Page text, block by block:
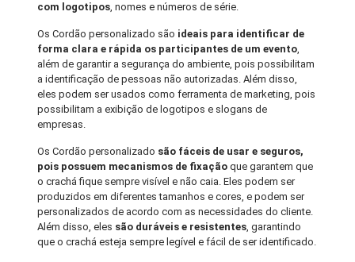
com logotipos, nomes e números de série.
Os Cordão personalizado são ideais para identificar de
forma clara e rápida os participantes de um evento,
além de garantir a segurança do ambiente, pois possibilitam
a identificação de pessoas não autorizadas. Além disso,
eles podem ser usados como ferramenta de marketing, pois
possibilitam a exibição de logotipos e slogans de
empresas.
Os Cordão personalizado são fáceis de usar e seguros,
pois possuem mecanismos de fixação que garantem que
o crachá fique sempre visível e não caia. Eles podem ser
produzidos em diferentes tamanhos e cores, e podem ser
personalizados de acordo com as necessidades do cliente.
Além disso, eles são duráveis e resistentes, garantindo
que o crachá esteja sempre legível e fácil de ser identificado.